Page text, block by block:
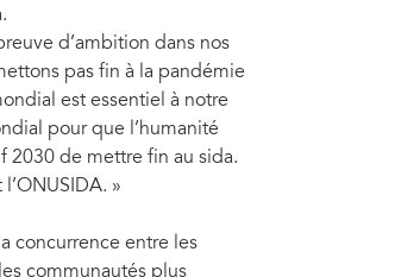
d’ambition dans nos
pas fin à la pandémie
est essentiel à notre
pour que l’humanité
2030 de mettre fin au sida.
»
concurrence entre les
communautés plus